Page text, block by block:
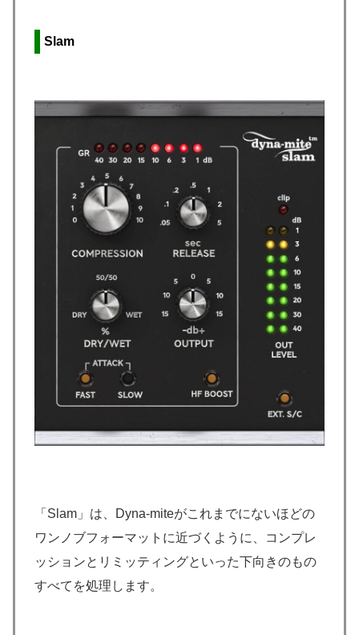
Slam
「Slam」は、Dyna-miteがこれまでにないほどの
ワンノブフォーマットに近づくように、コンプレ
ッションとリミッティングといった下向きのもの
すべてを処理します。